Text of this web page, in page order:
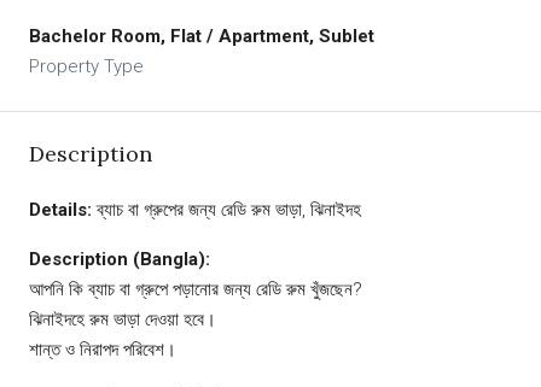
Bachelor Room, Flat / Apartment, Sublet
Property Type
Description
Details: ব্যাচ বা গ্রুপের জন্য রেডি রুম ভাড়া, ঝিনাইদহ
Description (Bangla):
আপনি কি ব্যাচ বা গ্রুপে পড়ানোর জন্য রেডি রুম খুঁজছেন?
ঝিনাইদহে রুম ভাড়া দেওয়া হবে।
শান্ত ও নিরাপদ পরিবেশ।